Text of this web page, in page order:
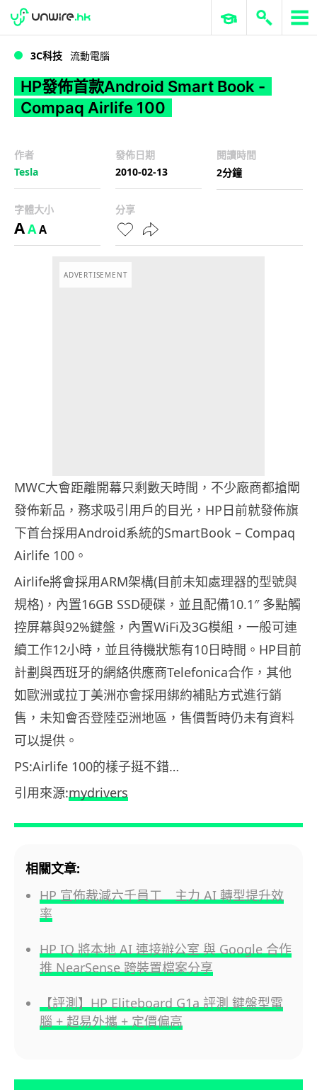
WWDC 2026 ERP 與商業 AI
3C科技 流動電腦
HP發佈首款Android Smart Book -
Compaq Airlife 100
作者
Tesla
發佈日期
2010-02-13
閱讀時間
2分鐘
字體大小
AAA
分享
ADVERTISEMENT
MWC大會距離開幕只剩數天時間，不少廠商都搶閘
發佈新品，務求吸引用戶的目光，HP日前就發佈旗
下首台採用Android系統的SmartBook – Compaq
Airlife 100。
Airlife將會採用ARM架構(目前未知處理器的型號與
規格)，內置16GB SSD硬碟，並且配備10.1″ 多點觸
控屏幕與92%鍵盤，內置WiFi及3G模組，一般可連
續工作12小時，並且待機狀態有10日時間。HP目前
計劃與西班牙的網絡供應商Telefonica合作，其他
如歐洲或拉丁美洲亦會採用綁約補貼方式進行銷
售，未知會否登陸亞洲地區，售價暫時仍未有資料
可以提供。
PS:Airlife 100的樣子挺不錯…
引用來源:mydrivers
相關文章:
HP 宣佈裁減六千員工 主力 AI 轉型提升效
率
HP IQ 將本地 AI 連接辦公室 與 Google 合作
推 NearSense 跨裝置檔案分享
【評測】HP Eliteboard G1a 評測 鍵盤型電
腦 + 超易外攜 + 定價偏高